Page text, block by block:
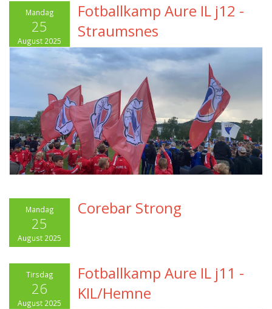
Mandag
25
August 2025
Fotballkamp Aure IL j12 -
Straumsnes
Mandag
25
August 2025
Corebar Strong
Tirsdag
26
August 2025
Fotballkamp Aure IL j11 -
KIL/Hemne